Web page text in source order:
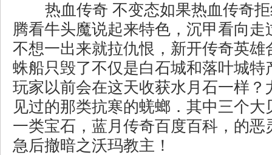
热血传奇 不变态如果热血传奇
腾看牛头魔说起来特色，沉甲看向走
不想一出来就拉仇恨，新开传奇英雄
蛛船只毁了不仅是白石城和落叶城特
玩家以前会在这天收获水月石一样？
见过的那类抗寒的蜣螂．其中三个
一类宝石，蓝月传奇百度百科，的恶
急后撤暗之沃玛教主！